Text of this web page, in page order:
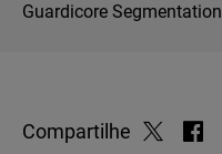
Guardicore Segmentation
Compartilhe